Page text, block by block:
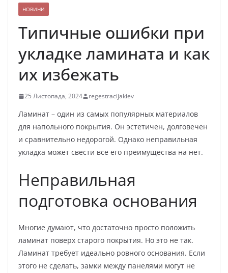
НОВИНИ
Типичные ошибки при
укладке ламината и как
их избежать
25 Листопада, 2024 regestracijakiev
Ламинат – один из самых популярных материалов
для напольного покрытия. Он эстетичен, долговечен
и сравнительно недорогой. Однако неправильная
укладка может свести все его преимущества на нет.
Неправильная
подготовка основания
Многие думают, что достаточно просто положить
ламинат поверх старого покрытия. Но это не так.
Ламинат требует идеально ровного основания. Если
этого не сделать, замки между панелями могут не